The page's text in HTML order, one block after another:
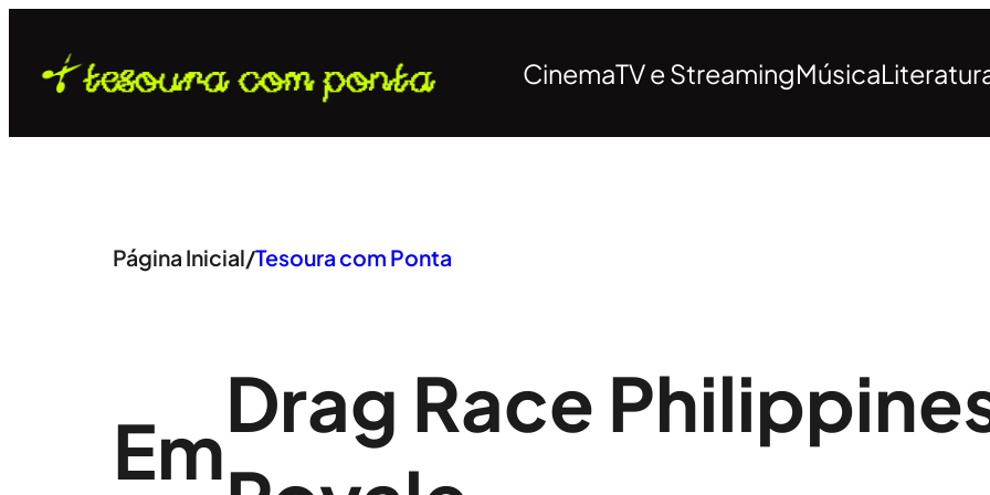
para
CinemaTV e StreamingMúsica
Página Inicial/Tesoura com Ponta
Em
Drag Race